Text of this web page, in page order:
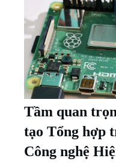
Tầm quan
tạo Tổng hợp
Công nghệ